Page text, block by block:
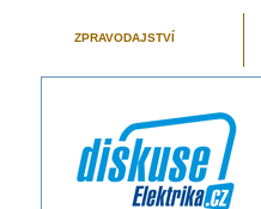
ZPRAVODAJSTVÍ